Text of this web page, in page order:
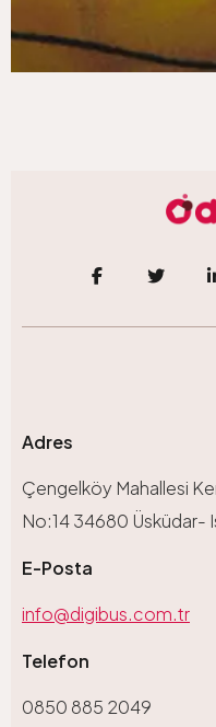
Adres
Çengelköy Mahallesi
No:14 34680 Üsküdar-
E-Posta
info@digibus.com.tr
Telefon
0850 885 2049